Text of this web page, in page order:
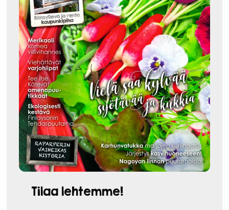
Tilaa lehtemme!